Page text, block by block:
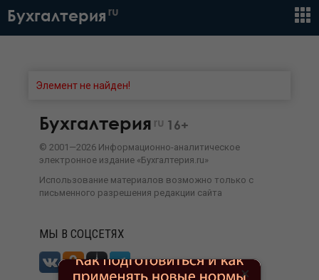
Бухгалтерия ru
Элемент не найден!
Бухгалтерия ru 16+
© 2001—2026 Информационно-аналитическое
электронное издание «Бухгалтерия.ru»
Использование материалов возможно только с
письменного разрешения редакции сайта
МЫ В СОЦСЕТЯХ
×